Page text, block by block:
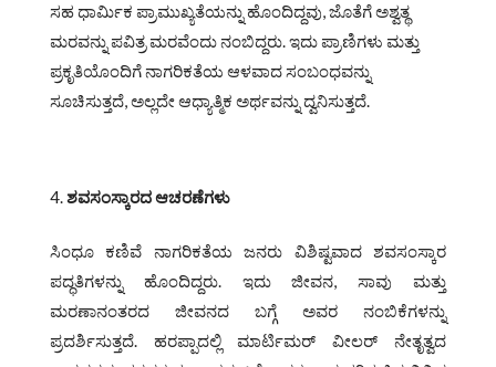
ಸಹ ಧಾರ್ಮಿಕ ಪ್ರಾಮುಖ್ಯತೆಯನ್ನು ಹೊಂದಿದ್ದವು, ಜೊತೆಗೆ ಅಶ್ವತ್ಥ
ಮರವನ್ನು ಪವಿತ್ರ ಮರವೆಂದು ನಂಬಿದ್ದರು. ಇದು ಪ್ರಾಣಿಗಳು ಮತ್ತು
ಪ್ರಕೃತಿಯೊಂದಿಗೆ ನಾಗರಿಕತೆಯ ಆಳವಾದ ಸಂಬಂಧವನ್ನು
ಸೂಚಿಸುತ್ತದೆ, ಅಲ್ಲದೇ ಆಧ್ಯಾತ್ಮಿಕ ಅರ್ಥವನ್ನು ದ್ವನಿಸುತ್ತದೆ.
ಶವಸಂಸ್ಕಾರದ ಆಚರಣೆಗಳು
ಸಿಂಧೂ ಕಣಿವೆ ನಾಗರಿಕತೆಯ ಜನರು ವಿಶಿಷ್ಟವಾದ ಶವಸಂಸ್ಕಾರ
ಪದ್ಧತಿಗಳನ್ನು ಹೊಂದಿದ್ದರು. ಇದು ಜೀವನ, ಸಾವು ಮತ್ತು
ಮರಣಾನಂತರದ ಜೀವನದ ಬಗ್ಗೆ ಅವರ ನಂಬಿಕೆಗಳನ್ನು
ಪ್ರದರ್ಶಿಸುತ್ತದೆ. ಹರಪ್ಪಾದಲ್ಲಿ ಮಾರ್ಟಿಮರ್ ವೀಲರ್ ನೇತೃತ್ವದ